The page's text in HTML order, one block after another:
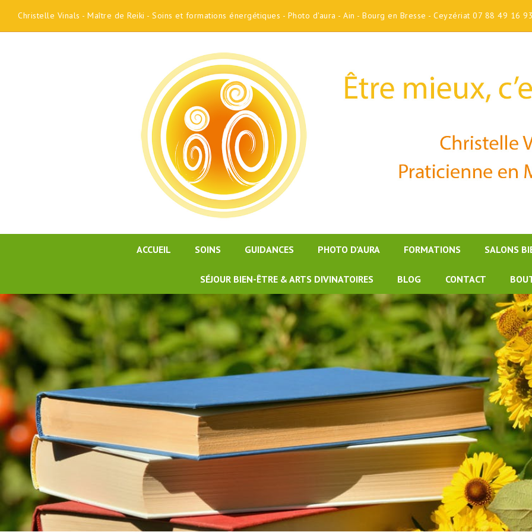
Christelle Vinals - Maître de Reiki - Soins et formations énergétiques - Photo d'aura - Ain - Bourg en Bresse - Ceyzériat 07 88 49 16 93
ACCUEIL SOINS GUIDANCES PHOTO D’AURA FORMATIONS SALONS
SÉJOUR BIEN-ÊTRE & ARTS DIVINATOIRES BLOG CONTACT